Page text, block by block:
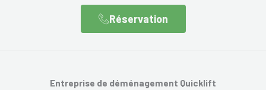
Réservation
Entreprise de déménagement Quicklift